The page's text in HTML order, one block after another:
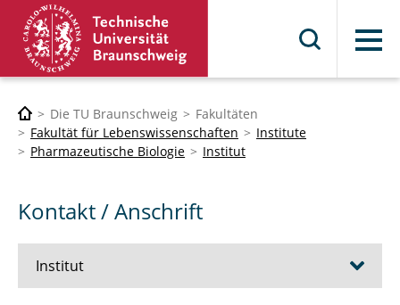
Menü
Die TU Braunschweig
Fakultäten
Fakultät für Lebenswissenschaften
Institute
Pharmazeutische Biologie
Institut
Kontakt / Anschrift
Institut